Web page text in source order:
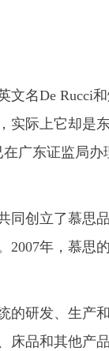
文名De Rucci
实际上它却是
广东证监局办
同创立了慕思
2007年，慕思
的研发、生产
床品和其他产